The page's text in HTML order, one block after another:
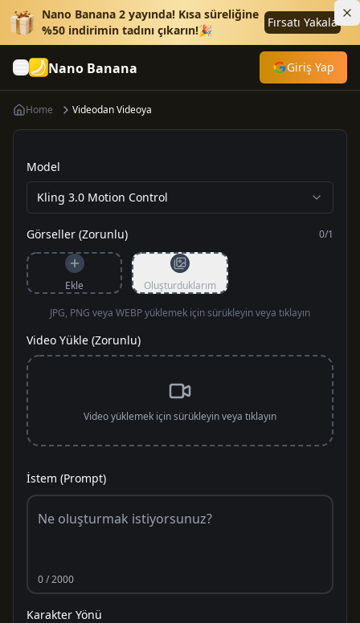
Nano Banana 2 yayında! Kısa süreliğine
%50 indirimin tadını çıkarın!🎉
Fırsatı Yakala
Nano Banana Giriş Yap
Home Videodan Videoya
Model
Kling 3.0 Motion Control
Görseller (Zorunlu) 0/1
Ekle
Oluşturduklarım
JPG, PNG veya WEBP yüklemek için sürükleyin veya tıklayın
Video Yükle (Zorunlu)
Video yüklemek için sürükleyin veya tıklayın
İstem (Prompt)
0/ 2000
Karakter Yönü